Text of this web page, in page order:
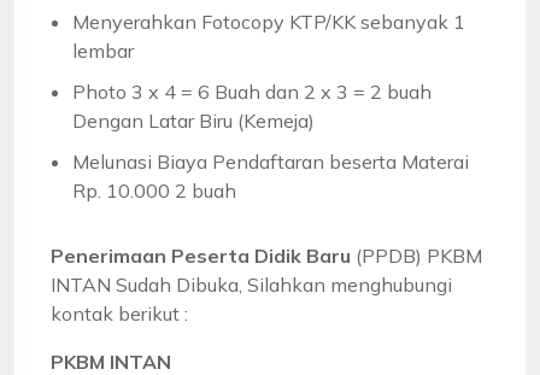
Menyerahkan Fotocopy KTP/KK sebanyak 1
lembar
Photo 3 x 4 = 6 Buah dan 2 x 3 = 2 buah
Dengan Latar Biru (Kemeja)
Melunasi Biaya Pendaftaran beserta Materai
Rp. 10.000 2 buah
Penerimaan Peserta Didik Baru (PPDB) PKBM
INTAN Sudah Dibuka, Silahkan menghubungi
kontak berikut :
PKBM INTAN